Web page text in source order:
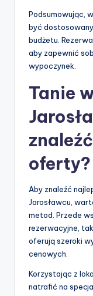
Podsumowując,
być
budżetu.
aby zapewnić
wypoczynek.
Tanie
oferty?
Aby znaleźć
Jarosławcu,
metod. Przede
rezerwacyjne,
oferują szeroki
cenowych.
Korzystając z
natrafić na